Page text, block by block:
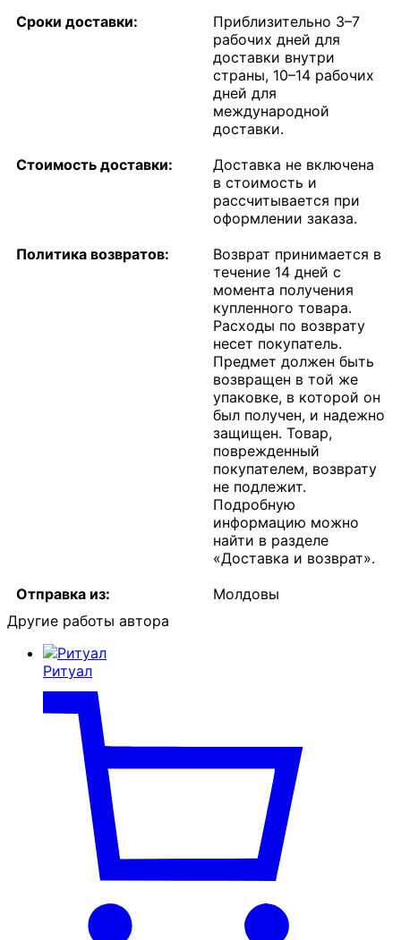
Сроки доставки:
Приблизительно 3–7
рабочих дней для
доставки внутри
страны, 10–14 рабочих
дней для
международной
доставки.
Стоимость доставки:
Доставка не включена
в стоимость и
рассчитывается при
оформлении заказа.
Политика возвратов:
Возврат принимается в
течение 14 дней с
момента получения
купленного товара.
Расходы по возврату
несет покупатель.
Предмет должен быть
возвращен в той же
упаковке, в которой он
был получен, и надежно
защищен. Товар,
поврежденный
покупателем, возврату
не подлежит.
Подробную
информацию можно
найти в разделе
«Доставка и возврат».
Отправка из:
Молдовы
Другие работы автора
Ритуал